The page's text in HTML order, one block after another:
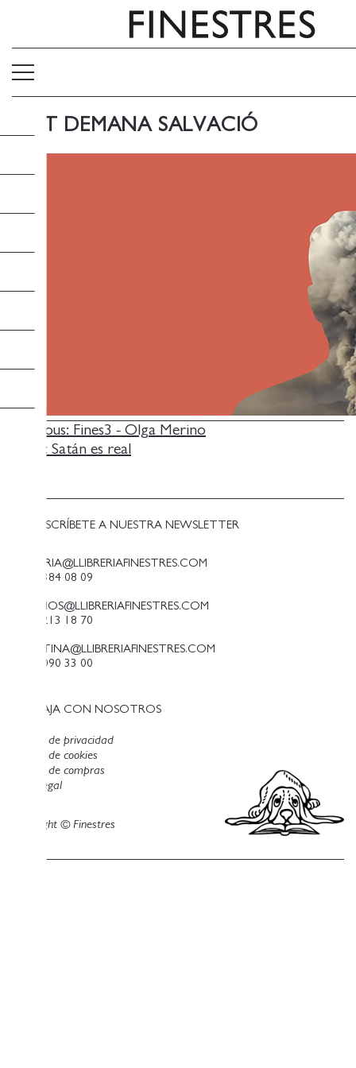
TOT DEMANA SALVACIÓ
NAVEGACIÓN
Previous: Fines3 - Olga Merino
Next: Satán es real
LLIBRERIA@LLIBRERIAFINESTRES.COM
T. 93 384 08 09
PALAMOS@LLIBRERIAFINESTRES.COM
T. 97 213 18 70
PALESTINA@LLIBRERIAFINESTRES.COM
T. 93 090 33 00
TRABAJA CON NOSOTROS
SUSCRÍBETE A NUESTRA NEWSLETTER
Política de privacidad
Política de cookies
Aviso legal
Política de compras
Copyright © Finestres